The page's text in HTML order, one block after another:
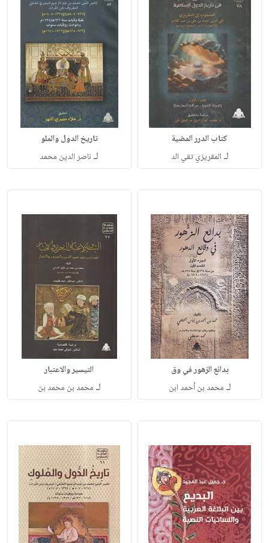
كتاب الدرر المضية
لـ المقريزي تقي الد
تاريخ الدول والملو
لـ ناصر الدين محمد
بدائع الزهور في وق
لـ محمد بن أحمد ابن
التيسير والاعتبار
لـ محمد بن محمد بن